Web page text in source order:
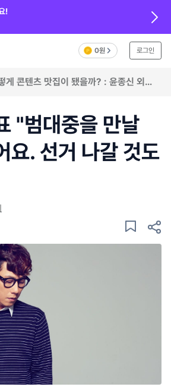
!
0원 로그인
게 콘텐츠 맛집이 됐을까? : 윤종신 외
"범대중을 만날
요. 선거 나갈 것도